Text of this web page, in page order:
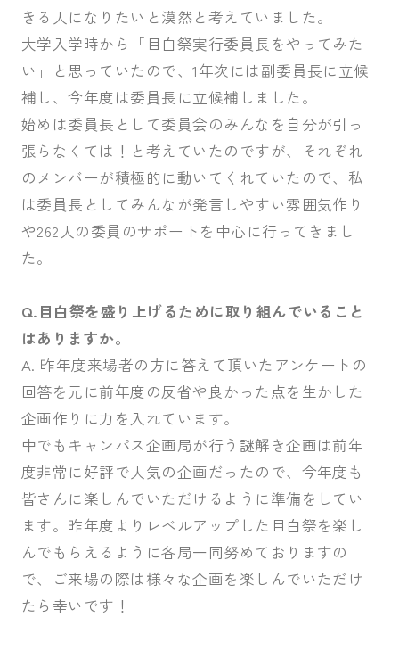
きる人になりたいと漠然と考えていました。
大学入学時から「目白祭実行委員長をやってみた
い」と思っていたので、1年次には副委員長に立候
補し、今年度は委員長に立候補しました。
始めは委員長として委員会のみんなを自分が引っ
張らなくては！と考えていたのですが、それぞれ
のメンバーが積極的に動いてくれていたので、私
は委員長としてみんなが発言しやすい雰囲気作り
や262人の委員のサポートを中心に行ってきまし
た。
Q.目白祭を盛り上げるために取り組んでいること
はありますか。
A. 昨年度来場者の方に答えて頂いたアンケートの
回答を元に前年度の反省や良かった点を生かした
企画作りに力を入れています。
中でもキャンパス企画局が行う謎解き企画は前年
度非常に好評で人気の企画だったので、今年度も
皆さんに楽しんでいただけるように準備をしてい
ます。昨年度よりレベルアップした目白祭を楽し
んでもらえるように各局一同努めておりますの
で、ご来場の際は様々な企画を楽しんでいただけ
たら幸いです！